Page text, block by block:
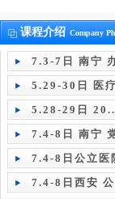
课程介绍 Company
7.3-7日 南宁
5.29-30日 医
5.28-29日
7.4-8日 南宁
7.4-8日公立医
7.4-8日西安